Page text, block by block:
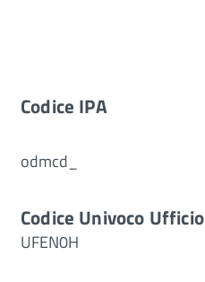
Codice IPA
odmcd_
Codice Univoco Ufficio
UFEN0H